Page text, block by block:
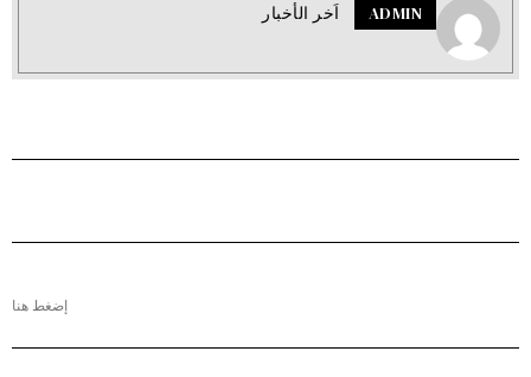
ADMIN اَخر الأخبار
إضغط هنا